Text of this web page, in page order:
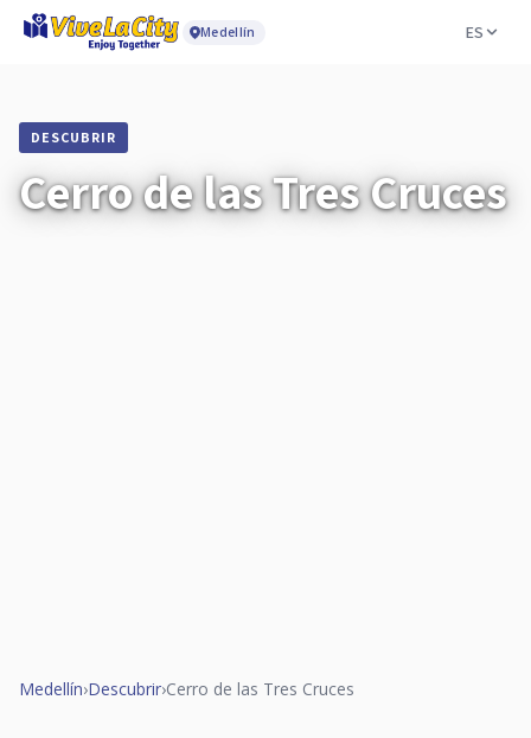
Medellín ES
DESCUBRIR
Cerro de las Tres Cruces
Medellín›Descubrir›Cerro de las Tres Cruces